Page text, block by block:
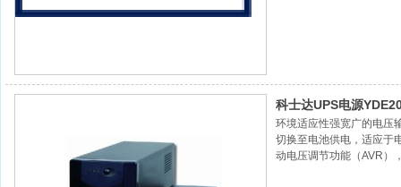
科士达UPS电源
环境适应性强宽广的电压
切换至电池供电，适应于
动电压调节功能（AVR）